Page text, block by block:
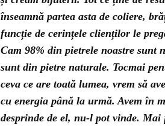
înseamnă partea asta de coliere,
funcție de cerințele clienților le
Cam 98% din pietrele noastre sunt
sunt din pietre naturale. Tocmai
ceva ce are toată lumea, vrem să
cu energia până la urmă. Avem în
desprinde de el, nu-l pot vinde.